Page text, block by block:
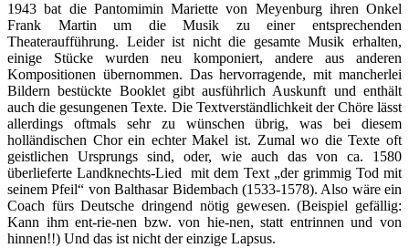
1943 bat die Pantomimin Mariette von Meyenburg ihren Onkel
Frank Martin um die Musik zu einer entsprechenden
Theateraufführung. Leider ist nicht die gesamte Musik erhalten,
einige Stücke wurden neu komponiert, andere aus anderen
Kompositionen übernommen. Das hervorragende, mit mancherlei
Bildern bestückte Booklet gibt ausführlich Auskunft und enthält
auch die gesungenen Texte. Die Textverständlichkeit der Chöre lässt
allerdings oftmals sehr zu wünschen übrig, was bei diesem
holländischen Chor ein echter Makel ist. Zumal wo die Texte oft
geistlichen Ursprungs sind, oder, wie auch das von ca. 1580
überlieferte Landknechts-Lied mit dem Text „der grimmig Tod mit
seinem Pfeil“ von Balthasar Bidembach (1533-1578). Also wäre ein
Coach fürs Deutsche dringend nötig gewesen. (Beispiel gefällig:
Kann ihm ent-rie-nen bzw. von hie-nen, statt entrinnen und von
hinnen!!) Und das ist nicht der einzige Lapsus.